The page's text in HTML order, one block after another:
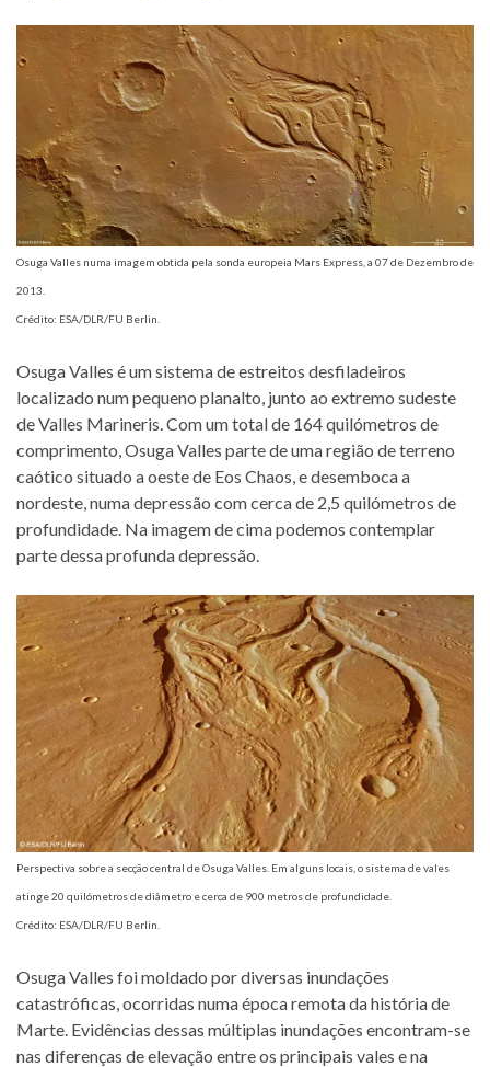
Osuga Valles numa imagem obtida pela sonda europeia Mars Express, a 07 de Dezembro de
2013.
Crédito: ESA/DLR/FU Berlin.
Osuga Valles é um sistema de estreitos desfiladeiros
localizado num pequeno planalto, junto ao extremo sudeste
de Valles Marineris. Com um total de 164 quilómetros de
comprimento, Osuga Valles parte de uma região de terreno
caótico situado a oeste de Eos Chaos, e desemboca a
nordeste, numa depressão com cerca de 2,5 quilómetros de
profundidade. Na imagem de cima podemos contemplar
parte dessa profunda depressão.
Perspectiva sobre a secção central de Osuga Valles. Em alguns locais, o sistema de vales
atinge 20 quilómetros de diâmetro e cerca de 900 metros de profundidade.
Crédito: ESA/DLR/FU Berlin.
Osuga Valles foi moldado por diversas inundações
catastróficas, ocorridas numa época remota da história de
Marte. Evidências dessas múltiplas inundações encontram-se
nas diferenças de elevação entre os principais vales e na